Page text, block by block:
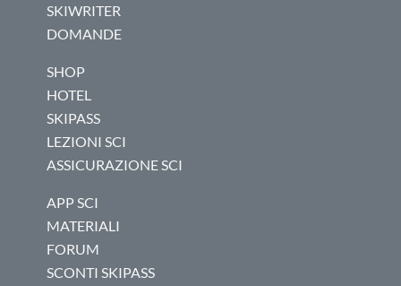
SKIWRITER
DOMANDE
SHOP
HOTEL
SKIPASS
LEZIONI SCI
ASSICURAZIONE SCI
APP SCI
MATERIALI
FORUM
SCONTI SKIPASS